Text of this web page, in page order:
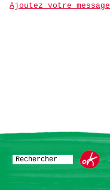
Ajoutez votre message